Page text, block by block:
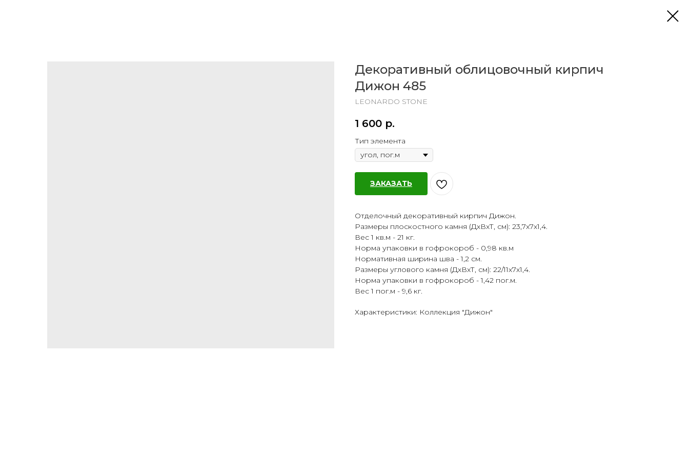
Декоративный облицовочный кирпич
Дижон 485
LEONARDO STONE
1 600 р.
Тип элемента
ЗАКАЗАТЬ
Отделочный декоративный кирпич Дижон.
Размеры плоскостного камня (ДхВхТ, см): 23,7х7х1,4.
Вес 1 кв.м - 21 кг.
Норма упаковки в гофрокороб - 0,98 кв.м
Нормативная ширина шва - 1,2 см.
Размеры углового камня (ДхВхТ, см): 22/11х7х1,4.
Норма упаковки в гофрокороб - 1,42 пог.м.
Вес 1 пог.м - 9,6 кг.
Характеристики: Коллекция "Дижон"